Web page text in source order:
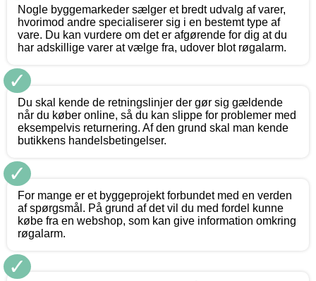
Nogle byggemarkeder sælger et bredt udvalg af varer,
hvorimod andre specialiserer sig i en bestemt type af
vare. Du kan vurdere om det er afgørende for dig at du
har adskillige varer at vælge fra, udover blot røgalarm.
✓
Du skal kende de retningslinjer der gør sig gældende
når du køber online, så du kan slippe for problemer med
eksempelvis returnering. Af den grund skal man kende
butikkens handelsbetingelser.
✓
For mange er et byggeprojekt forbundet med en verden
af spørgsmål. På grund af det vil du med fordel kunne
købe fra en webshop, som kan give information omkring
røgalarm.
✓